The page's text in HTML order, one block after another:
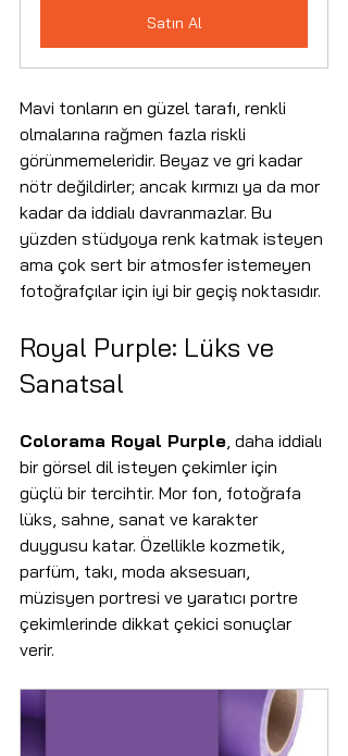
Satın Al
Mavi tonların en güzel tarafı, renkli
olmalarına rağmen fazla riskli
görünmemeleridir. Beyaz ve gri kadar
nötr değildirler; ancak kırmızı ya da mor
kadar da iddialı davranmazlar. Bu
yüzden stüdyoya renk katmak isteyen
ama çok sert bir atmosfer istemeyen
fotoğrafçılar için iyi bir geçiş noktasıdır.
Royal Purple: Lüks ve
Sanatsal
Colorama Royal Purple, daha iddialı
bir görsel dil isteyen çekimler için
güçlü bir tercihtir. Mor fon, fotoğrafa
lüks, sahne, sanat ve karakter
duygusu katar. Özellikle kozmetik,
parfüm, takı, moda aksesuarı,
müzisyen portresi ve yaratıcı portre
çekimlerinde dikkat çekici sonuçlar
verir.